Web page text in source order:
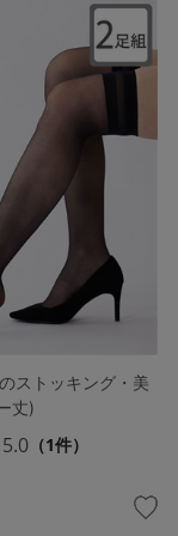
ストッキング・美
丈)
5.0（1件）